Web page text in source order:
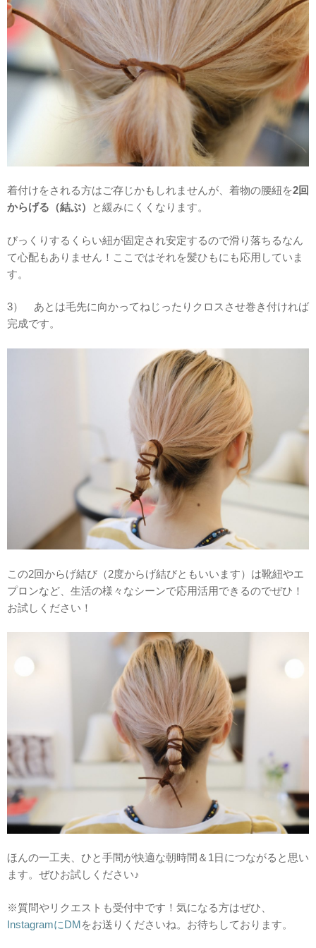
着付けをされる方はご存じかもしれませんが、着物の腰紐を2回
からげる（結ぶ）
と緩みにくくなります。
びっくりするくらい紐が固定され安定するので滑り落ちるなん
て心配もありません！ここではそれを髪ひもにも応用していま
す。
3） あとは毛先に向かってねじったりクロスさせ巻き付ければ
完成です。
この2回からげ結び（2度からげ結びともいいます）は靴紐やエ
プロンなど、生活の様々なシーンで応用活用できるのでぜひ！
お試しください！
ほんの一工夫、ひと手間が快適な朝時間＆1日につながると思い
ます。ぜひお試しください♪
※質問やリクエストも受付中です！気になる方はぜひ、
InstagramにDMをお送りくださいね。お待ちしております。